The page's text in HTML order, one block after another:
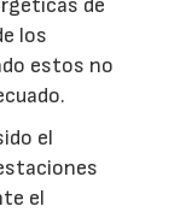
de
los
estos no
el
el